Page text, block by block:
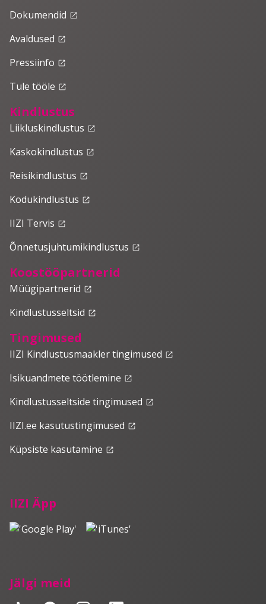
IIZI Äpp
Jälgi meid
Dokumendid launch
Avaldused launch
Pressiinfo launch
Tule tööle launch
Kindlustus
Liikluskindlustus launch
Kaskokindlustus launch
Reisikindlustus launch
Kodukindlustus launch
IIZI Tervis launch
Õnnetusjuhtumikindlustus launch
Koostööpartnerid
Müügipartnerid launch
Kindlustusseltsid launch
Tingimused
IIZI Kindlustusmaakler tingimused launch
Isikuandmete töötlemine launch
Kindlustusseltside tingimused launch
IIZI.ee kasutustingimused launch
Küpsiste kasutamine launch